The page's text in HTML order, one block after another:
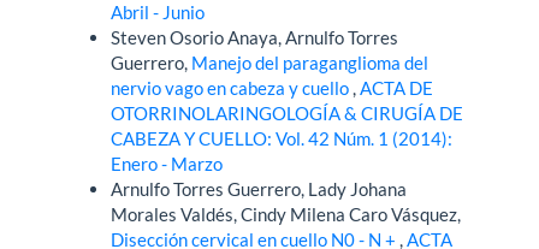
Abril - Junio
Steven Osorio Anaya, Arnulfo Torres
Guerrero, Manejo del paraganglioma del
nervio vago en cabeza y cuello,ACTA DE
OTORRINOLARINGOLOGÍA & CIRUGÍA DE
CABEZA Y CUELLO: Vol. 42 Núm. 1 (2014):
Enero - Marzo
Arnulfo Torres Guerrero, Lady Johana
Morales Valdés, Cindy Milena Caro Vásquez,
Disección cervical en cuello N0 - N +,ACTA